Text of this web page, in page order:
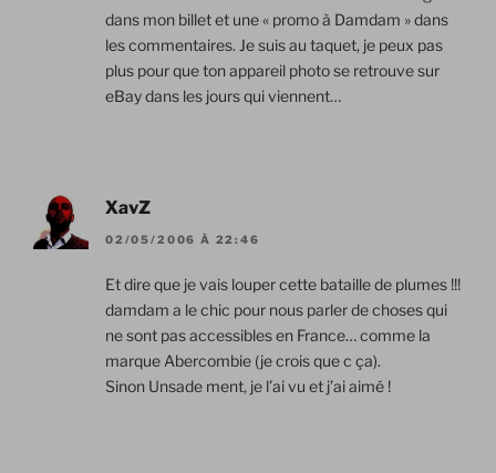
dans mon billet et une « promo à Damdam » dans
les commentaires. Je suis au taquet, je peux pas
plus pour que ton appareil photo se retrouve sur
eBay dans les jours qui viennent…
XavZ
02/05/2006 À 22:46
Et dire que je vais louper cette bataille de plumes !!!
damdam a le chic pour nous parler de choses qui
ne sont pas accessibles en France… comme la
marque Abercombie (je crois que c ça).
Sinon Unsade ment, je l’ai vu et j’ai aimé !